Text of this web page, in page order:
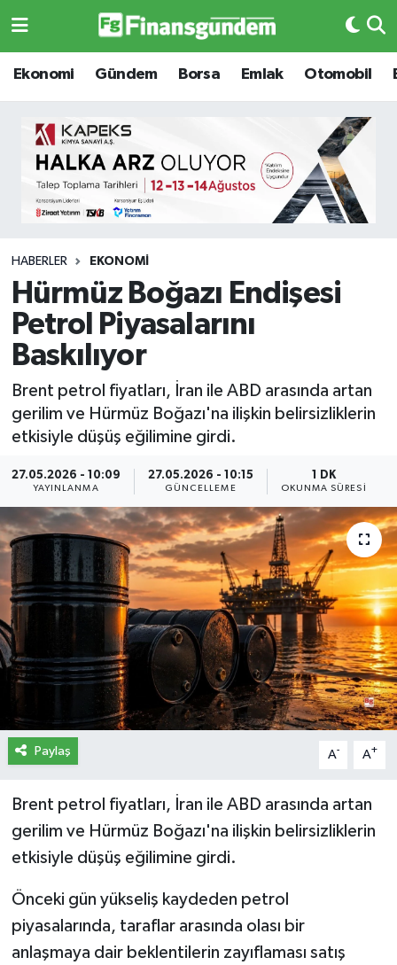
Ekonomi Gündem Borsa Emlak Otomobil
HABERLER EKONOMI
Hürmüz Boğazı Endişesi
Petrol Piyasalarını
Baskılıyor
Brent petrol fiyatları, İran ile ABD arasında artan
gerilim ve Hürmüz Boğazı'na ilişkin belirsizliklerin
etkisiyle düşüş eğilimine girdi.
27.05.2026 - 10:09
YAYINLANMA
27.05.2026 - 10:15
GÜNCELLEME
1 DK
OKUNMA SÜRESI
Paylaş A- A+
Brent petrol fiyatları, İran ile ABD arasında artan
gerilim ve Hürmüz Boğazı'na ilişkin belirsizliklerin
etkisiyle düşüş eğilimine girdi.
Önceki gün yükseliş kaydeden petrol
piyasalarında, taraflar arasında olası bir
anlaşmaya dair beklentilerin zayıflaması satış
Ekonomi
Borsa
Emlak
Otomobil
Gizlilik Sözleşmesi
Hakkımızda
İletişim
Künye
Yasal Uyarı
Ekonomi
Borsa
Emlak
Emtia
BITCOIN
Yapay Zeka